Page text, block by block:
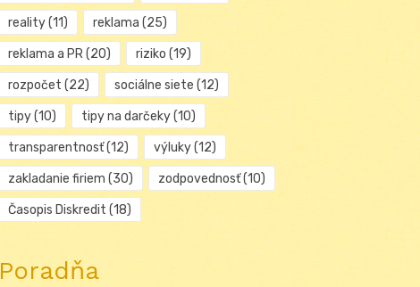
reality(11) reklama (25)
reklama a PR(20) riziko (19)
rozpočet (22) sociálne siete (12)
tipy(10) tipy na darčeky(10)
transparentnosť(12) výluky(12)
zakladanie firiem (30) zodpovednosť(10)
Časopis Diskredit (18)
Poradňa